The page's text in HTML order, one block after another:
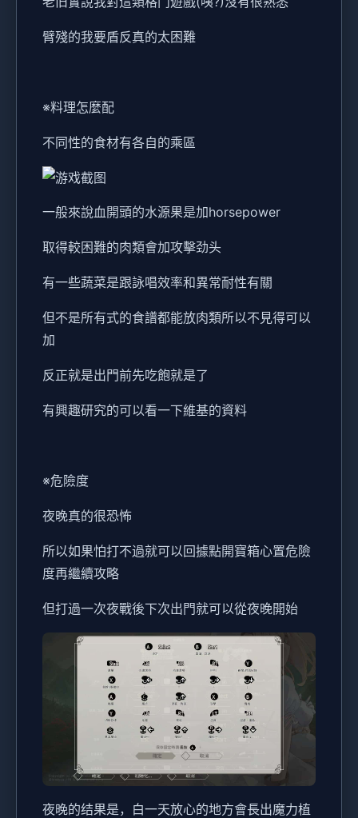
臂殘的我要盾反真的太困難
※料理怎麼配
不同性的食材有各自的乘區
一般來說血開頭的水源果是加horsepower
取得較困難的肉類會加攻擊劲头
有一些蔬菜是跟詠唱效率和異常耐性有關
但不是所有式的食譜都能放肉類所以不見得可以
加
反正就是出門前先吃飽就是了
有興趣研究的可以看一下維基的資料
※危險度
夜晚真的很恐怖
所以如果怕打不過就可以回據點開寶箱心置危險
度再繼續攻略
但打過一次夜戰後下次出門就可以從夜晚開始
夜晚的结果是，白一天放心的地方會長出魔力植